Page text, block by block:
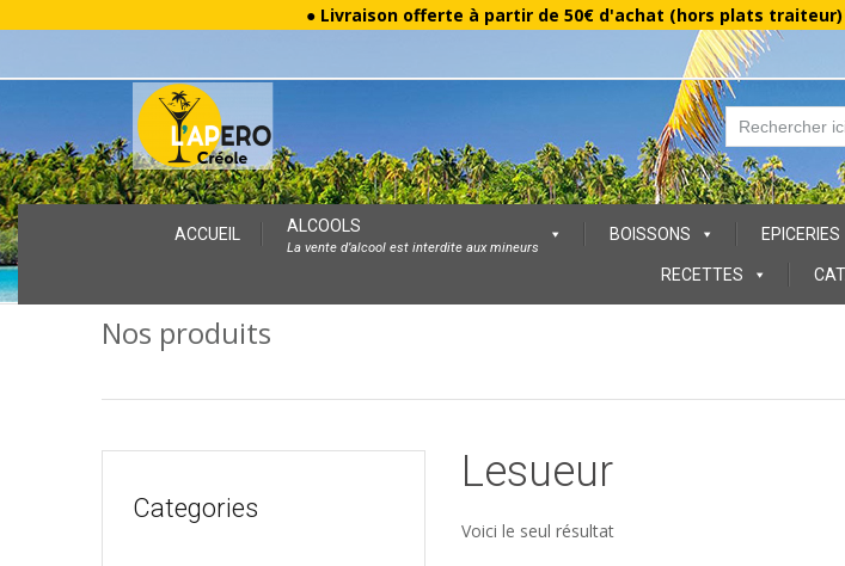
● Livraison offerte à partir de 50€ d'achat (hors plats traiteur)
Skip
to
content
ACCUEIL ALCOOLS
La vente d’alcool est interdite aux mineurs
BOISSONS EPICERIES
RECETTES
Nos produits
Lesueur
Voici le seul résultat
Categories